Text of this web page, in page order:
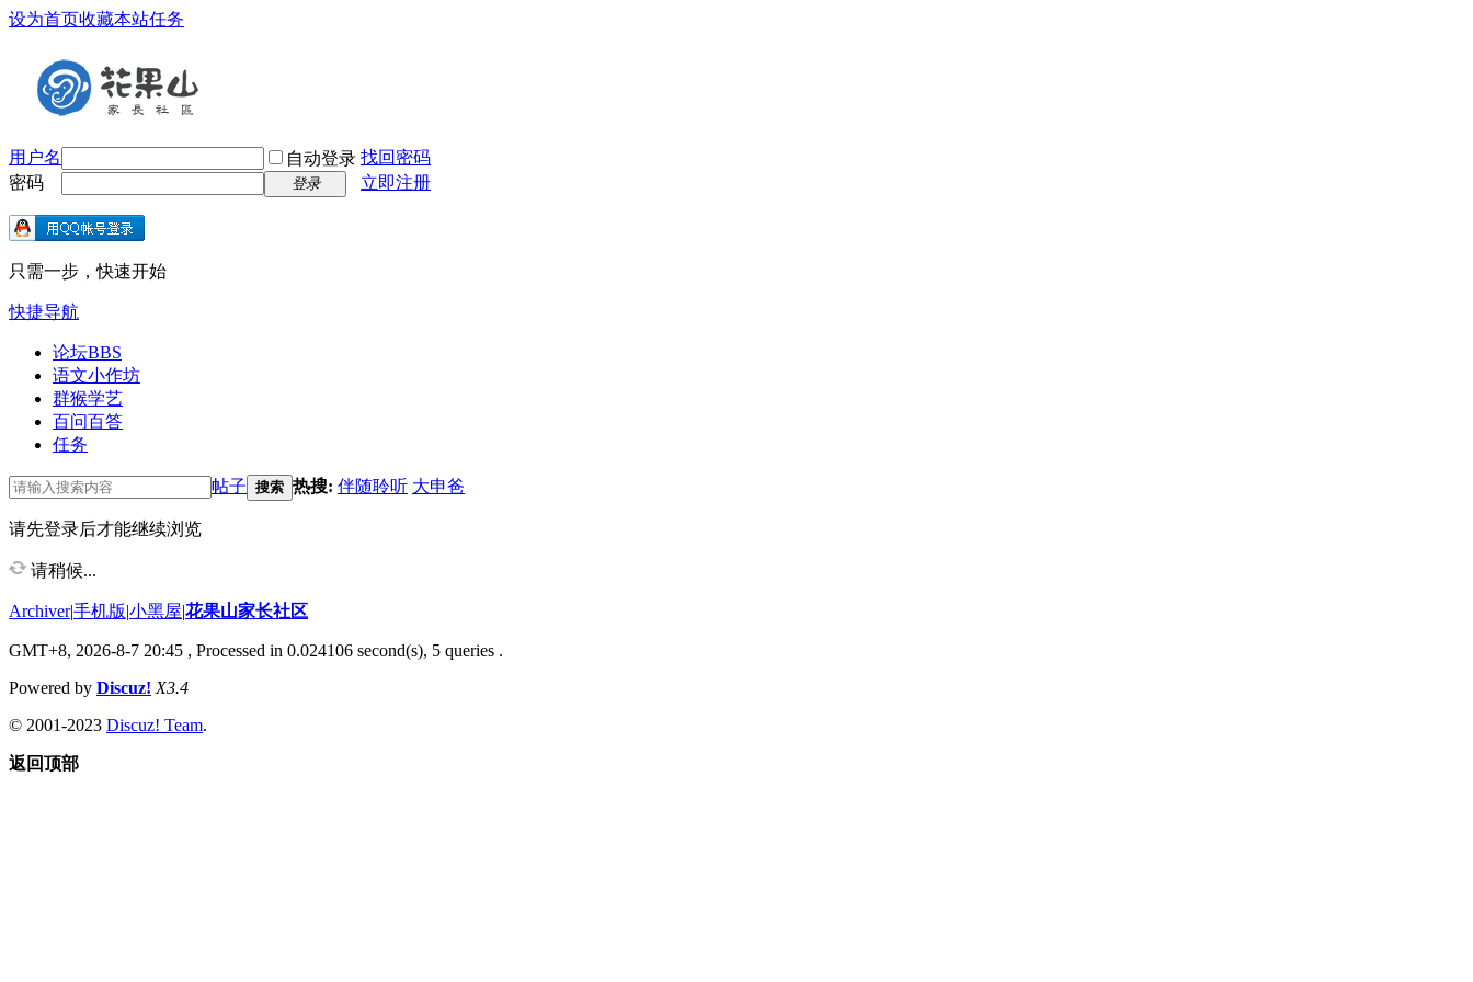
设为首页收藏本站任务
用户名 自动登录 找回密码
密码
登录 立即注册
只需一步，快速开始
快捷导航
论坛BBS
语文小作坊
群猴学艺
百问百答
任务
帖子 搜索 热搜: 伴随聆听 大申爸
请先登录后才能继续浏览
请稍候...
Archiver|手机版|小黑屋|花果山家长社区
GMT+8, 2026-8-7 20:45 , Processed in 0.024106 second(s), 5 queries .
Powered by Discuz! X3.4
© 2001-2023 Discuz! Team.
返回顶部